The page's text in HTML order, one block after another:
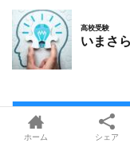
HOME
ホーム シェア